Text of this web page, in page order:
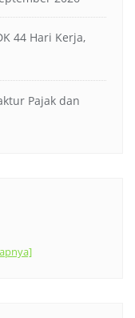
44 Hari Kerja,
Pajak dan